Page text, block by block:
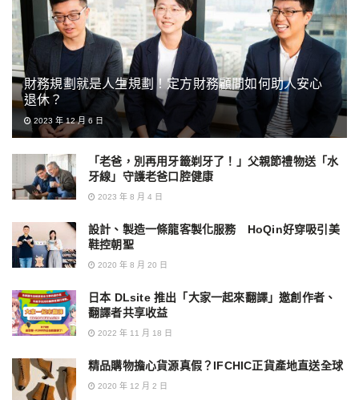
財務規劃就是人生規劃！定方財務顧問如何助人安心
退休？
2023 年 12 月 6 日
「老爸，別再用牙籤剃牙了！」父親節禮物送「水
牙線」守護老爸口腔健康
2023 年 8 月 4 日
設計、製造一條龍客製化服務 HoQin好穿吸引美
鞋控朝聖
2020 年 8 月 20 日
日本 DLsite 推出「大家一起來翻譯」邀創作者、
翻譯者共享收益
2022 年 11 月 18 日
精品購物擔心貨源真假？IFCHIC正貨產地直送全球
2020 年 12 月 2 日